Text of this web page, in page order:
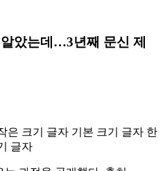
았는데…3년째 문신 제
은 크기 글자 기본 크기 글자 한
글자